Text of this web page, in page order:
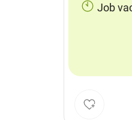
Job